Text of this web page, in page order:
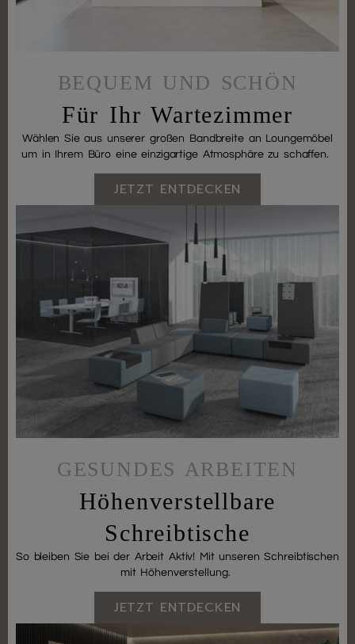
GESUNDES ARBEITEN
Höhenverstellbare
Schreibtische
So bleiben Sie bei der Arbeit Aktiv! Mit unseren Schreibtischen
mit Höhenverstellung.
JETZT ENTDECKEN
BEQUEM UND SCHÖN
Für Ihr Wartezimmer
Wählen Sie aus unserer großen Bandbreite an Loungemöbel
um in Ihrem Büro eine einzigartige Atmosphäre zu schaffen.
JETZT ENTDECKEN